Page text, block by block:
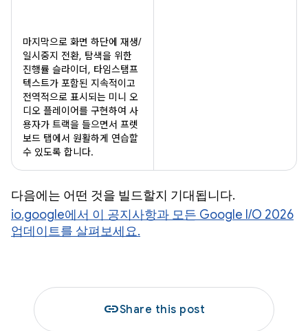
마지막으로 화면 하단에 재생/
일시중지 전환, 탐색을 위한
진행률 슬라이더, 타임스탬프
텍스트가 포함된 지속적이고
전역적으로 표시되는 미니 오
디오 플레이어를 구현하여 사
용자가 트랙을 들으면서 프렛
보드 탭에서 원활하게 연습할
수 있도록 합니다.
다음에는 어떤 것을 빌드할지 기대됩니다.
io.google에서 이 공지사항과 모든 Google I/O 2026
업데이트를 살펴보세요.
linkShare this post